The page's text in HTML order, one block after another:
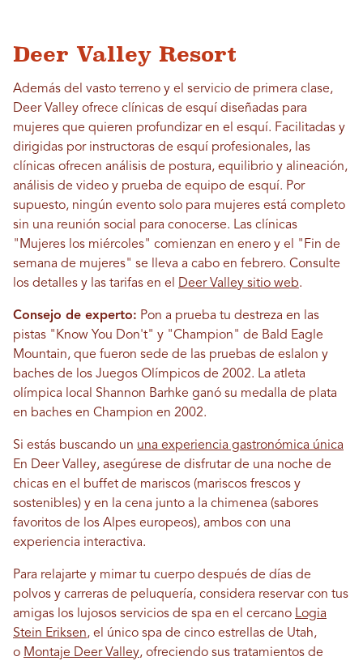
Deer Valley Resort
Además del vasto terreno y el servicio de primera clase,
Deer Valley ofrece clínicas de esquí diseñadas para
mujeres que quieren profundizar en el esquí. Facilitadas y
dirigidas por instructoras de esquí profesionales, las
clínicas ofrecen análisis de postura, equilibrio y alineación,
análisis de video y prueba de equipo de esquí. Por
supuesto, ningún evento solo para mujeres está completo
sin una reunión social para conocerse. Las clínicas
"Mujeres los miércoles" comienzan en enero y el "Fin de
semana de mujeres" se lleva a cabo en febrero. Consulte
los detalles y las tarifas en el
Deer Valley sitio web.
Consejo de experto: Pon a prueba tu destreza en las
pistas "Know You Don't" y "Champion" de Bald Eagle
Mountain, que fueron sede de las pruebas de eslalon y
baches de los Juegos Olímpicos de 2002. La atleta
olímpica local Shannon Barhke ganó su medalla de plata
en baches en Champion en 2002.
Si estás buscando un una experiencia gastronómica única
En Deer Valley, asegúrese de disfrutar de una noche de
chicas en el buffet de mariscos (mariscos frescos y
sostenibles) y en la cena junto a la chimenea (sabores
favoritos de los Alpes europeos), ambos con una
experiencia interactiva.
Para relajarte y mimar tu cuerpo después de días de
polvos y carreras de peluquería, considera reservar con tus
amigas los lujosos servicios de spa en el cercano Logia
Stein Eriksen, el único spa de cinco estrellas de Utah,
o Montaje Deer Valley, ofreciendo sus tratamientos de